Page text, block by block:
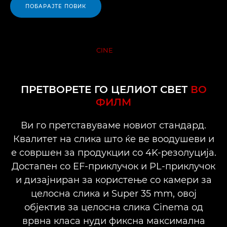
ПОБАРАЈТЕ ПОВИК
CINE
СЕЕРИЈА FLEX ZOOM
ПРЕТВОРЕТЕ ГО ЦЕЛИОТ СВЕТ ВО
ФИЛМ
Ви го претставуваме новиот стандард.
Квалитет на слика што ќе ве воодушеви и
е совршен за продукции со 4K-резолуција.
Достапен со EF-приклучок и PL-приклучок
и дизајниран за користење со камери за
целосна слика и Super 35 mm, овој
објектив за целосна слика Cinema од
врвна класа нуди фиксна максимална